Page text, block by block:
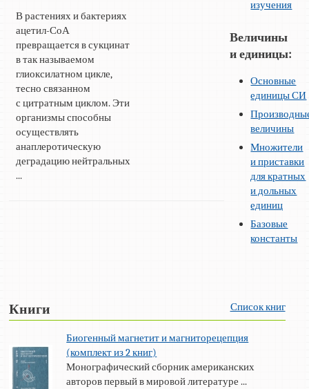
В растениях и бактериях
ацетил-СоА
превращается в сукцинат
в так называемом
глиоксилатном цикле,
тесно связанном
с цитратным циклом. Эти
организмы способны
осуществлять
анаплеротическую
деградацию нейтральных
...
изучения
Величины
и единицы:
Основные
единицы СИ
величины
Множители
и приставки
для кратных
и дольных
единиц
Базовые
константы
Книги Список книг
Биогенный магнетит и магниторецепция
(комплект из 2 книг)
Монографический сборник американских
авторов первый в мировой литературе ...